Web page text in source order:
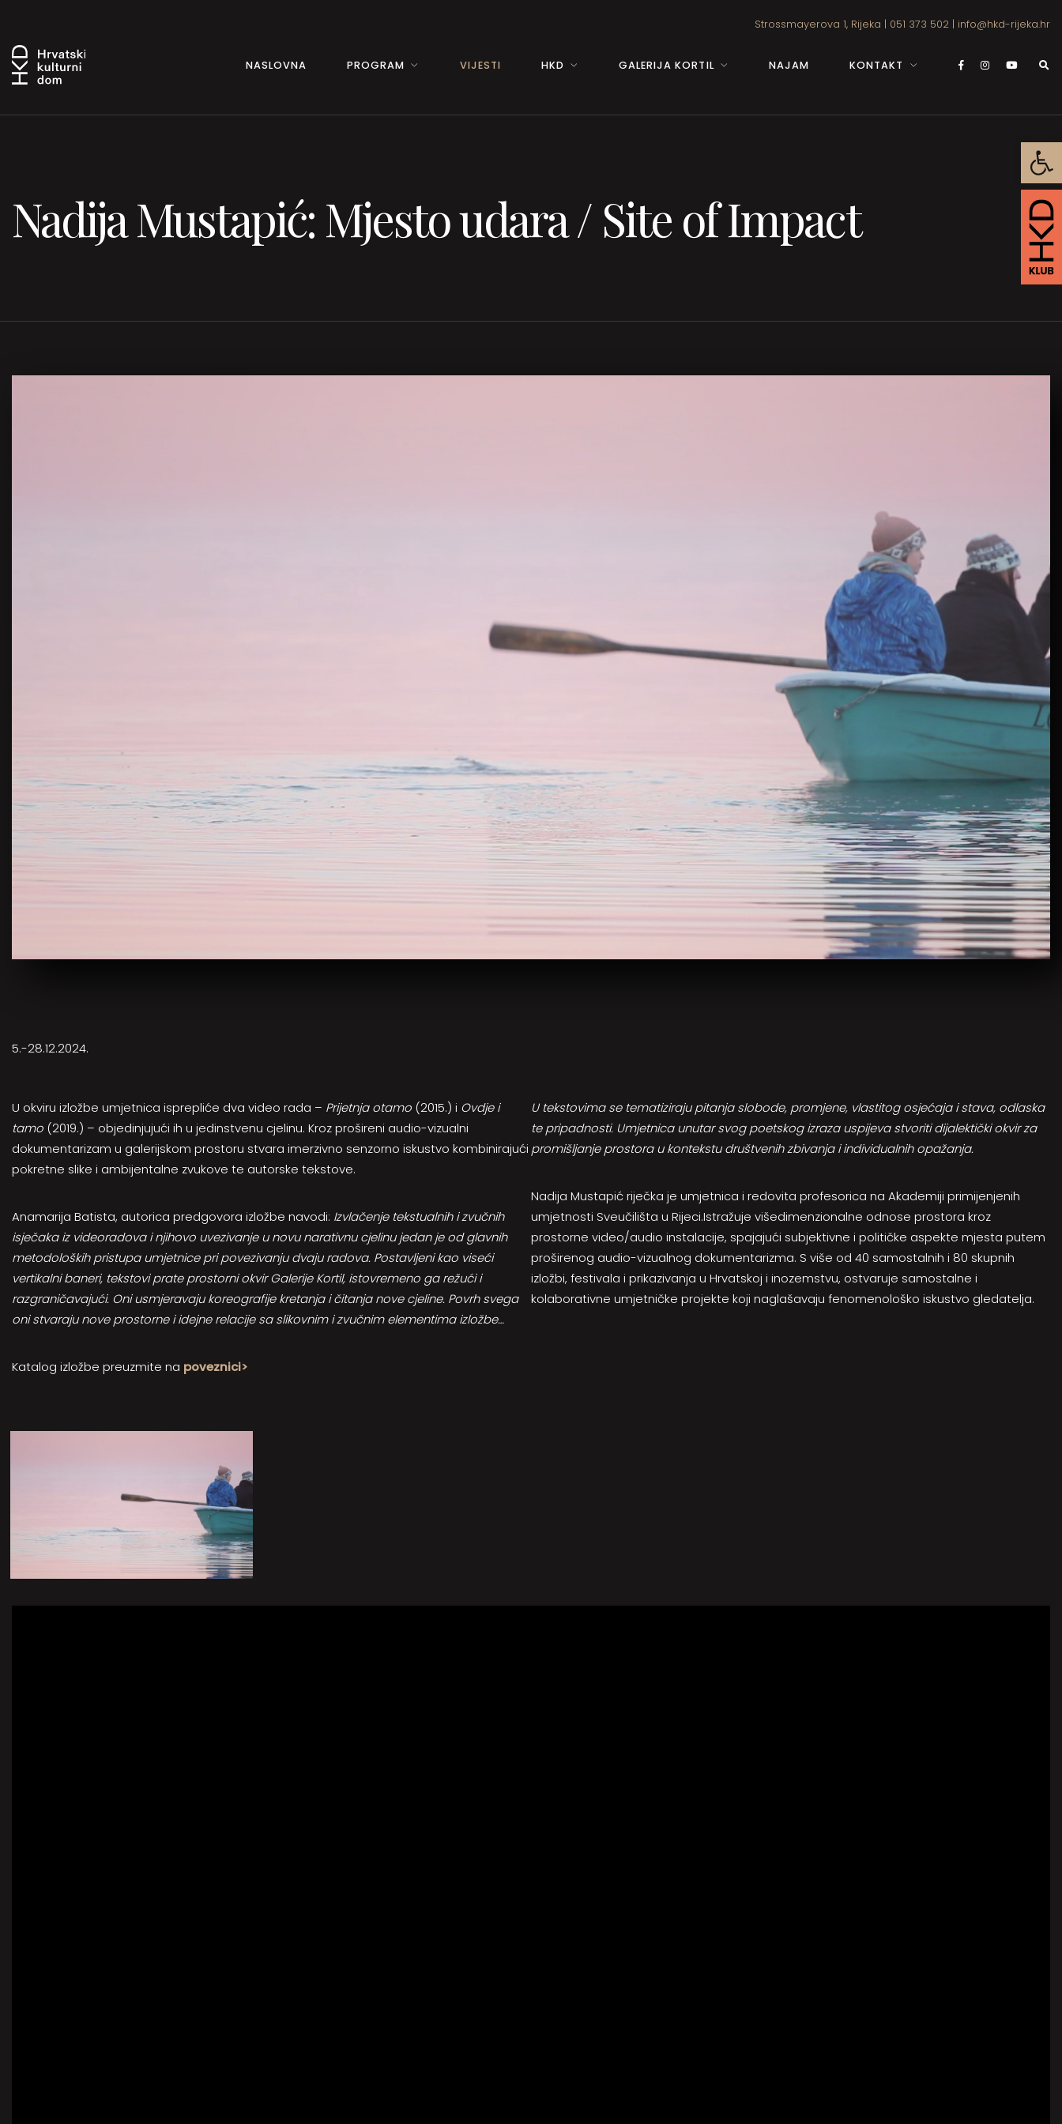
Strossmayerova 1, Rijeka | 051 373 502 | info@hkd-rijeka.hr
NASLOVNA PROGRAM VIJESTI HKD GALERIJA KORTIL NAJAM KONTAKT
Nadija Mustapić: Mjesto udara / Site of Impact
5.-28.12.2024.
U okviru izložbe umjetnica isprepliće dva video rada – Prijetnja otamo (2015.) i Ovdje i
tamo (2019.) – objedinjujući ih u jedinstvenu cjelinu. Kroz prošireni audio-vizualni
dokumentarizam u galerijskom prostoru stvara imerzivno senzorno iskustvo kombinirajući
pokretne slike i ambijentalne zvukove te autorske tekstove.
Anamarija Batista, autorica predgovora izložbe navodi: Izvlačenje tekstualnih i zvučnih
isječaka iz videoradova i njihovo uvezivanje u novu narativnu cjelinu jedan je od glavnih
metodoloških pristupa umjetnice pri povezivanju dvaju radova. Postavljeni kao viseći
vertikalni baneri, tekstovi prate prostorni okvir Galerije Kortil, istovremeno ga režući i
razgraničavajući. Oni usmjeravaju koreografije kretanja i čitanja nove cjeline. Povrh svega
oni stvaraju nove prostorne i idejne relacije sa slikovnim i zvučnim elementima izložbe…
U tekstovima se tematiziraju pitanja slobode, promjene, vlastitog osjećaja i stava, odlaska
te pripadnosti. Umjetnica unutar svog poetskog izraza uspijeva stvoriti dijalektički okvir za
promišljanje prostora u kontekstu društvenih zbivanja i individualnih opažanja.
Nadija Mustapić riječka je umjetnica i redovita profesorica na Akademiji primijenjenih
umjetnosti Sveučilišta u Rijeci.Istražuje višedimenzionalne odnose prostora kroz
prostorne video/audio instalacije, spajajući subjektivne i političke aspekte mjesta putem
proširenog audio-vizualnog dokumentarizma. S više od 40 samostalnih i 80 skupnih
izložbi, festivala i prikazivanja u Hrvatskoj i inozemstvu, ostvaruje samostalne i
kolaborativne umjetničke projekte koji naglašavaju fenomenološko iskustvo gledatelja.
Katalog izložbe preuzmite na poveznici>